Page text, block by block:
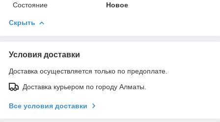
Состояние
Новое
Скрыть
Условия доставки
Доставка осуществляется только по предоплате.
Доставка курьером по городу Алматы.
Все условия доставки